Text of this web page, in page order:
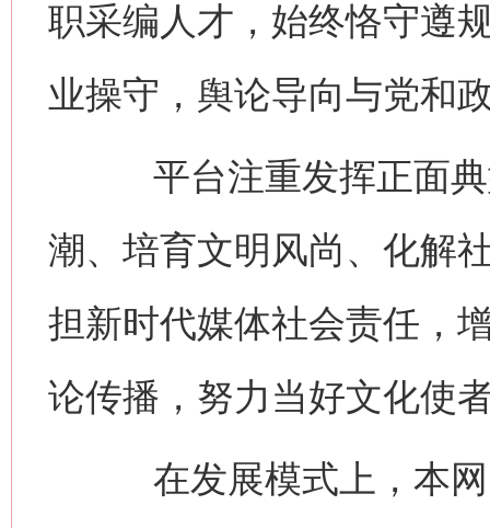
职采编人才，始终恪守遵
业操守，舆论导向与党和
平台注重发挥正面典
潮、培育文明风尚、化解
担新时代媒体社会责任，
论传播，努力当好文化使
在发展模式上，本网